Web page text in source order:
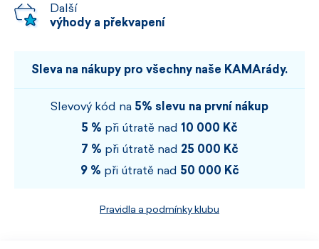
Další
výhody a překvapení
Sleva na nákupy pro všechny naše KAMArády.
Slevový kód na 5% slevu na první nákup
5 % při útratě nad 10 000 Kč
7 % při útratě nad 25 000 Kč
9 % při útratě nad 50 000 Kč
Pravidla a podmínky klubu